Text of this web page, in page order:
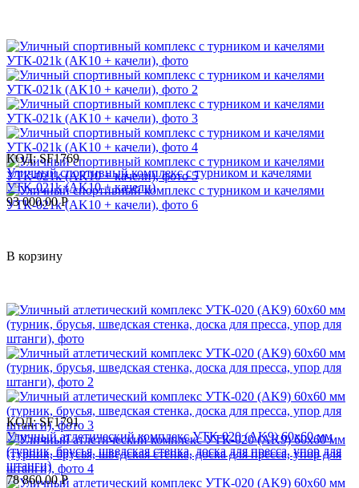
КОД: SF1769
Уличный спортивный комплекс с турником и качелями
УТК-021k (AK10 + качели)
93 000.00 Р
В корзину
КОД: SF1791
Уличный атлетический комплекс УТК-020 (AK9) 60x60 мм
(турник, брусья, шведская стенка, доска для пресса, упор для
штанги)
78 860.00 Р